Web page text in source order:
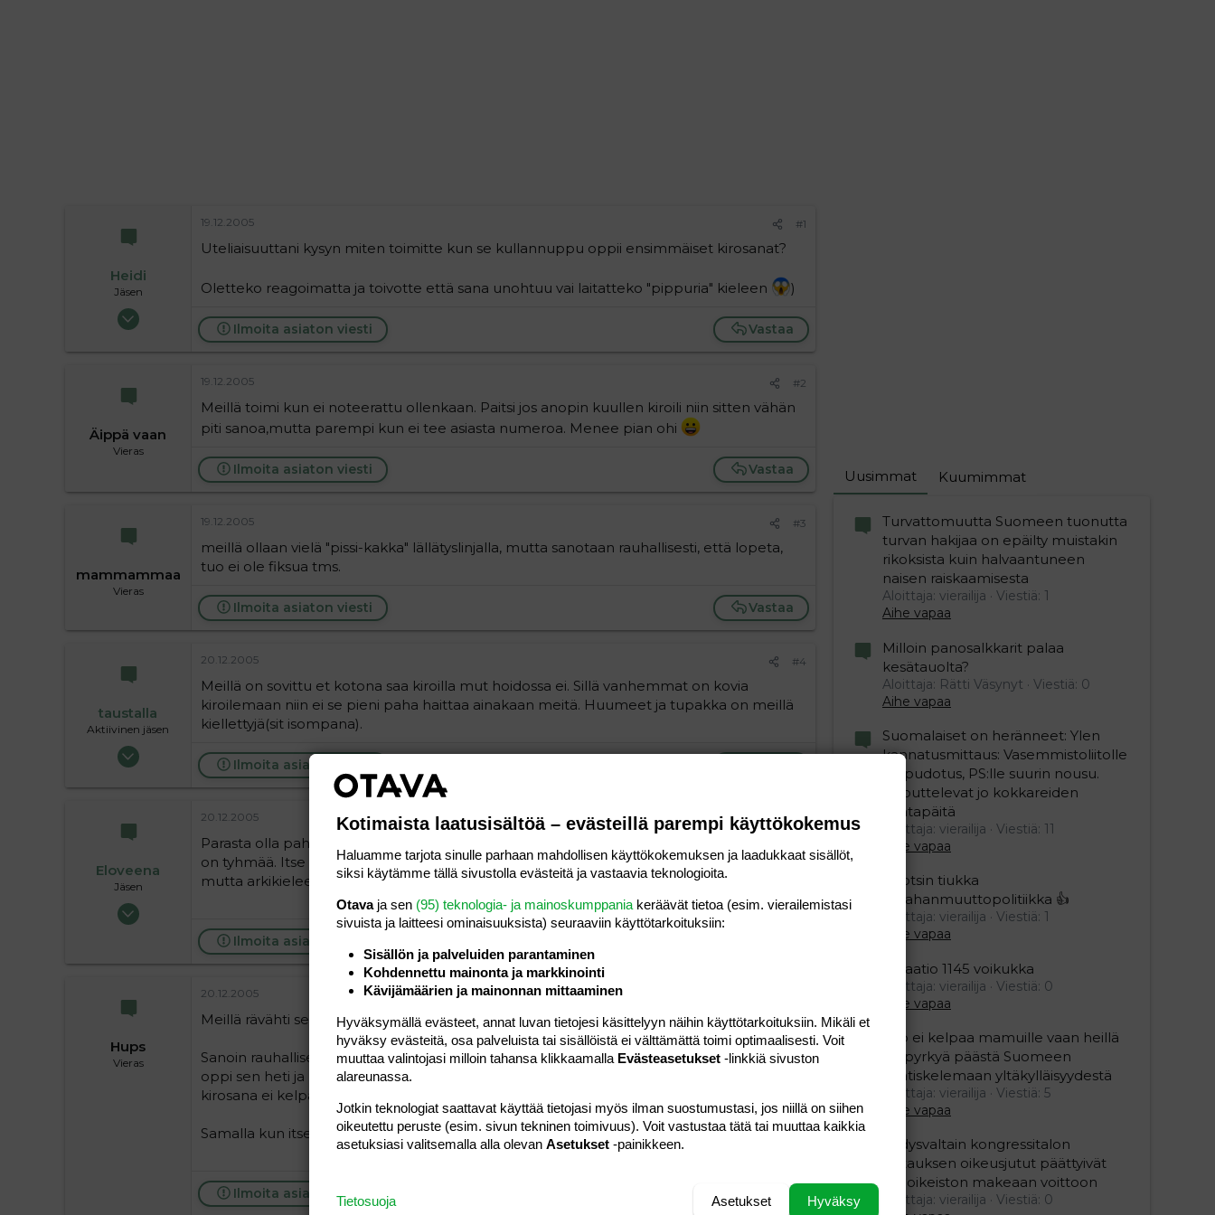
Heidi
Jäsen
25.05.2004
0
19.12.2005 #1
Uteliaisuuttani kysyn miten toimitte kun se kullannuppu oppii ensimmäiset kirosanat?
Oletteko reagoimatta ja toivotte että sana unohtuu vai laitatteko "pippuria" kieleen )
Vastaa
Ilmoita asiaton viesti
Äippä vaan
Vieras
19.12.2005 #2
Meillä toimi kun ei noteerattu ollenkaan. Paitsi jos anopin kuullen kiroili niin sitten vähän
piti sanoa,mutta parempi kun ei tee asiasta numeroa. Menee pian ohi
Vastaa
Ilmoita asiaton viesti
mammammaa
Vieras
19.12.2005 #3
meillä ollaan vielä "pissi-kakka" lällätyslinjalla, mutta sanotaan rauhallisesti, että lopeta,
tuo ei ole fiksua tms.
Vastaa
Ilmoita asiaton viesti
taustalla
Aktiivinen jäsen
19.05.2004
20.12.2005 #4
Meillä on sovittu et kotona saa kiroilla mut hoidossa ei. Sillä vanhemmat on kovia
kiroilemaan niin ei se pieni paha haittaa ainakaan meitä. Huumeet ja tupakka on meillä
kiellettyjä(sit isompana).
Ilmoita asiaton viesti
Eloveena
Jäsen
21.02.2005
20.12.2005 #5
Parasta olla pahemmin noteeraamatta tai sanoa mahdollisimman neutraalisti että tuo
on tyhmää. Itse kiroilen tarvittaessa (jos olen oikein vihainen, lyön naulalla sormeen yms.),
mutta arkikieleen kiroilu ei kyllä sovi.
Ilmoita asiaton viesti
Hups
Vieras
20.12.2005
Meillä rävähti se veellä alkava 2v:n suusta... :ashamed:
Sanoin rauhallisesti että ei sanota v****, kun se ei ole hyvä sana, vaan sanotaan vitsi. Lapsi
oppi sen heti ja korjasi siitä lähtien heti minuakin jos väärä sana lipsahti. Mikään muu
kirosana ei kelpaa, ei himpulat tai jumpulatkaan.
Samalla kun itse viisastuneena sitten lopetin kiroilemisen, loppui lapsenkin kokeilut.
Vastaa
Ilmoita asiaton viesti
Uusimmat Kuumimmat
Turvattomuutta Suomeen tuonutta
turvan hakijaa on epäilty muistakin
rikoksista kuin halvaantuneen
naisen raiskaamisesta
Aloittaja: vierailija
Viestiä: 1
Aihe vapaa
Milloin panosalkkarit palaa
kesätauolta?
Aloittaja: Rätti Väsynyt
Viestiä: 0
Aihe vapaa
Suomalaiset on heränneet: Ylen
kannatusmittaus: Vasemmistoliitolle
iso pudotus, PS:lle suurin nousu.
Koputtelevat jo kokkareiden
kantapäitä
Aloittaja: vierailija
Viestiä: 11
Aihe vapaa
Ruotsin tiukka
maahanmuuttopolitiikka 👍
Aloittaja: vierailija
Viestiä: 1
Aihe vapaa
Relaatio 1145 voikukka
Aloittaja: vierailija
Viestiä: 0
Aihe vapaa
Viro ei kelpaa mamuille vaan heillä
on pyrkyä päästä Suomeen
naatiskelemaan yltäkylläisyydestä
Aloittaja: vierailija
Viestiä: 5
Aihe vapaa
Yhdysvaltain kongressitalon
valtauksen oikeusjutut päättyivät
äärioikeiston makeaan voittoon
Aloittaja: vierailija
Viestiä: 0
Kotimaista laatusisältöä – evästeillä parempi käyttökokemus
Haluamme tarjota sinulle parhaan mahdollisen käyttökokemuksen ja laadukkaat sisällöt,
siksi käytämme tällä sivustolla evästeitä ja vastaavia teknologioita.
Otavaja sen (95) teknologia- ja mainoskumppania keräävät tietoa (esim. vierailemis­tasi
sivuista ja laitteesi ominaisuuk­sista) seuraaviin käyttötarkoituksiin:
Sisällön ja palveluiden parantaminen
Kohdennettu mainonta ja markkinointi
Kävijämäärien ja mainonnan mittaaminen
Hyväksymällä evästeet, annat luvan tietojesi käsittelyyn näihin käyttötarkoituksiin. Mikäli et
hyväksy evästeitä, osa palveluista tai sisällöistä ei välttämättä toimi optimaalisesti. Voit
muuttaa valintojasi milloin tahansa klikkaamalla Evästeasetukset -linkkiä sivuston
alareunassa.
Jotkin teknologiat saattavat käyttää tietojasi myös ilman suostumustasi, jos niillä on siihen
oikeutettu peruste (esim. sivun tekninen toimivuus). Voit vastustaa tätä tai muuttaa kaikkia
asetuksiasi valitsemalla alla olevan Asetukset -painikkeen.
Hyväksy
Asetukset
Tietosuoja